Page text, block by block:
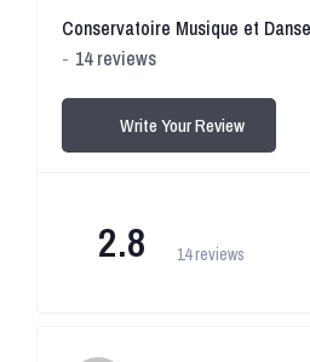
Conservatoire Musique et
14 reviews
Write Your Review
2.8 14 reviews